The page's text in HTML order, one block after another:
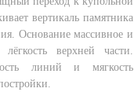
вертикаль памятника
Основание массивное и
лёгкость верхней части.
линий и мягкость